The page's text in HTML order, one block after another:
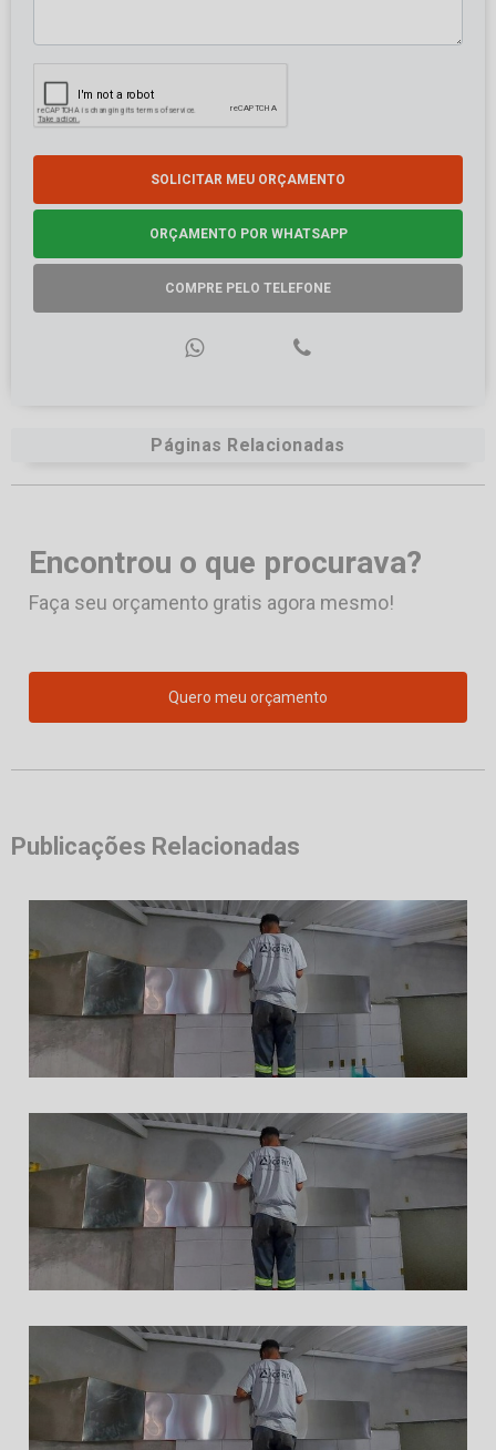
SOLICITAR MEU ORÇAMENTO
ORÇAMENTO POR WHATSAPP
COMPRE PELO TELEFONE
Páginas Relacionadas
Encontrou o que procurava?
Faça seu orçamento gratis agora mesmo!
Quero meu orçamento
Publicações Relacionadas